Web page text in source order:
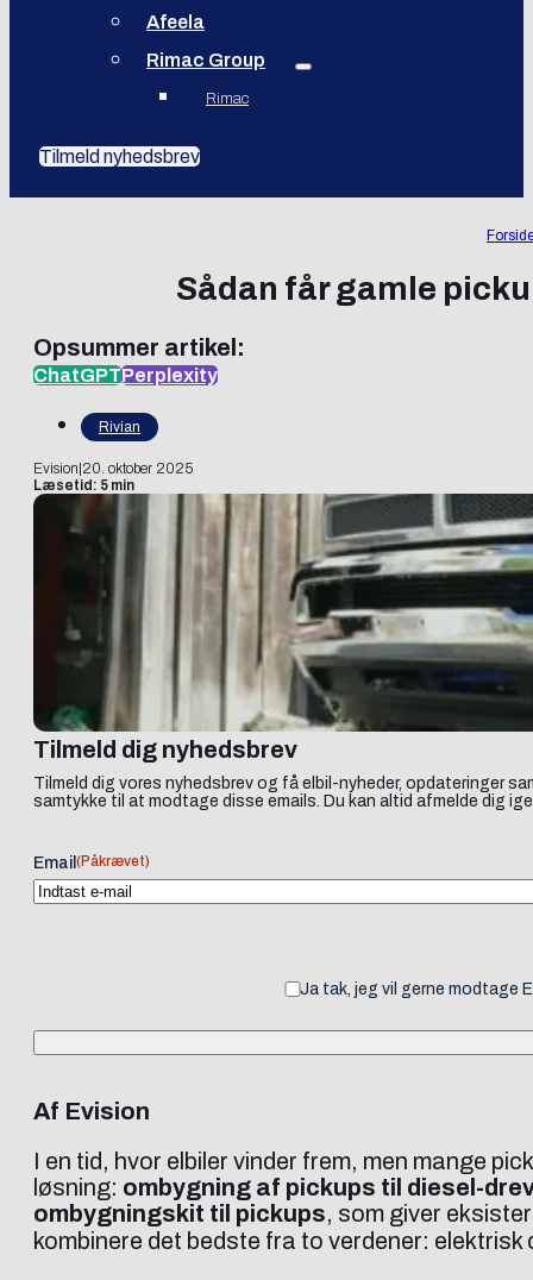
Afeela
Rimac Group
Rimac
Tilmeld nyhedsbrev
Sådan får gamle
Opsummer artikel:
ChatGPTPerplexity
Rivian
Evision 20. oktober 2025
Læsetid: 5 min
Tilmeld dig nyhedsbrev
Tilmeld dig vores nyhedsbrev og få elbil-nyheder, opdateringer
samtykke til at modtage disse emails. Du kan altid afmelde dig
Email (Påkrævet)
Ja tak, jeg vil gerne modtage
Af Evision
I en tid, hvor elbiler vinder frem, men mange
løsning: ombygning af pickups til diesel-
ombygningskit til pickups, som giver
kombinere det bedste fra to verdener: